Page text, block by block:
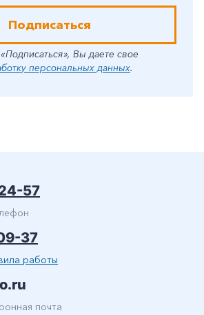
Подписаться
Вы даете свое
персональных данных.
57
37
работы
почта